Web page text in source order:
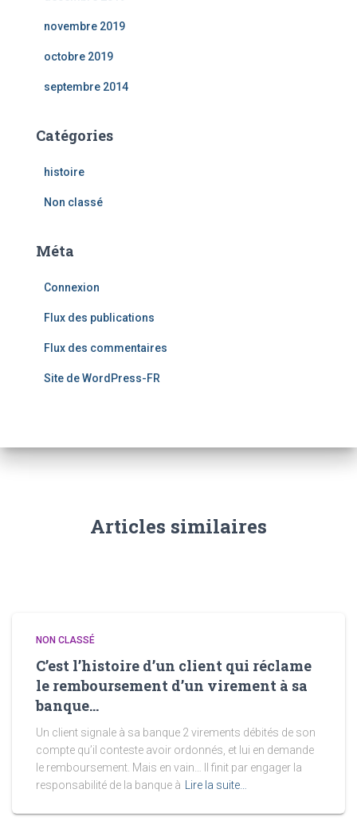
novembre 2019
octobre 2019
septembre 2014
Catégories
histoire
Non classé
Méta
Connexion
Flux des publications
Flux des commentaires
Site de WordPress-FR
Articles similaires
NON CLASSÉ
C’est l’histoire d’un client qui réclame
le remboursement d’un virement à sa
banque…
Un client signale à sa banque 2 virements débités de son
compte qu’il conteste avoir ordonnés, et lui en demande
le remboursement. Mais en vain… Il finit par engager la
responsabilité de la banque à
Lire la suite…